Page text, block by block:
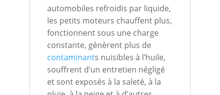
automobiles refroidis par liquide,
les petits moteurs chauffent plus,
fonctionnent sous une charge
constante, génèrent plus de
contaminants nuisibles à l’huile,
souffrent d’un entretien négligé
et sont exposés à la saleté, à la